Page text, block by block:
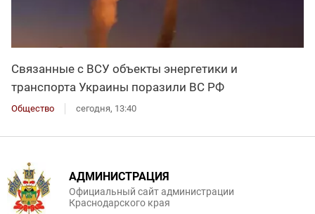
Связанные с ВСУ объекты энергетики и
транспорта Украины поразили ВС РФ
Общество сегодня, 13:40
АДМИНИСТРАЦИЯ
Официальный сайт администрации
Краснодарского края